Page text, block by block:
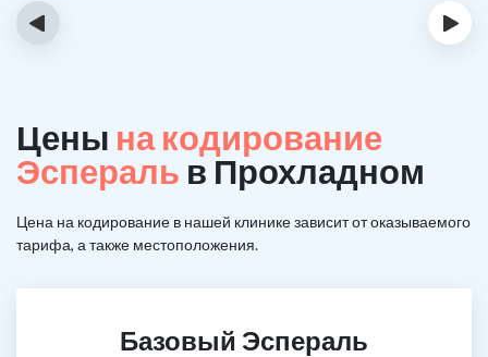
‹ ›
Цены на кодирование
Эспераль в Прохладном
Цена на кодирование в нашей клинике зависит от оказываемого
тарифа, а также местоположения.
Базовый Эспераль